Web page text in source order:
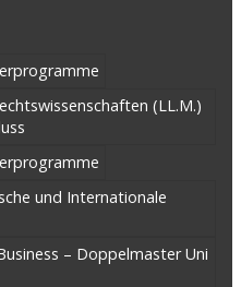
(.pdf)
(LL.M.)
und Internationale
– Doppelmaster Uni